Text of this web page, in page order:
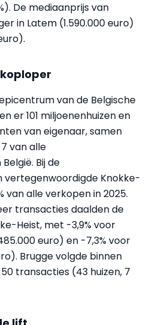
De mediaanprijs van
in Latem (1.590.000 euro)
van de Belgische
er 101 miljoenenhuizen en
van eigenaar, samen
van alle
Bij de
Knokke-
van alle verkopen in 2025.
transacties daalden de
Heist, met -3,9% voor
euro) en -7,3% voor
Brugge volgde binnen
transacties (43 huizen, 7